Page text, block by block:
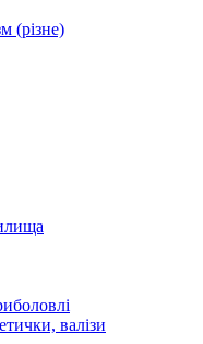
(різне)
валізи